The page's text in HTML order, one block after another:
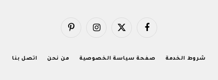
فيسبوك X
الانستغرامبينتيريست
شروط الخدمة صفحة سياسة الخصوصية من نحن اتصل بنا